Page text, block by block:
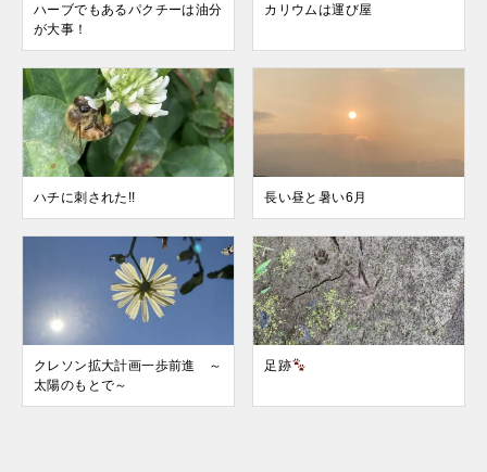
ハーブでもあるパクチーは油分
が大事！
カリウムは運び屋
ハチに刺された!! 長い昼と暑い6月
クレソン拡大計画一歩前進 ～
太陽のもとで～
足跡